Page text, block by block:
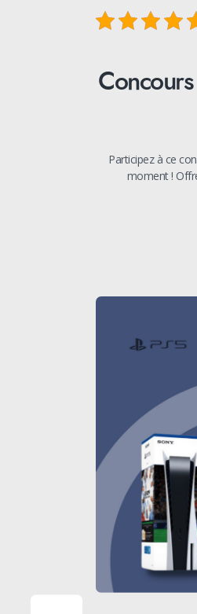
Participez à ce
moment !